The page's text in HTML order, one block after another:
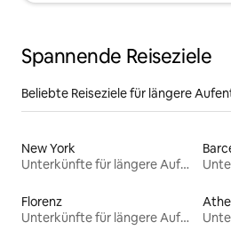
Spannende Reiseziele
Beliebte Reiseziele für längere
New York
Unterkünfte für längere Aufenthalte
Florenz
Unterkünfte für längere Aufenthalte